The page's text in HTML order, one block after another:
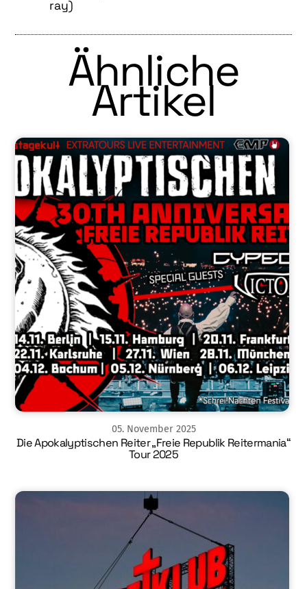
ray)
Ähnliche
Artikel
05. November 2025
Die Apokalyptischen Reiter „Freie Republik Reitermania“
Tour 2025